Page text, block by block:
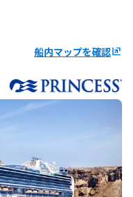
船内マップを確認ungroup